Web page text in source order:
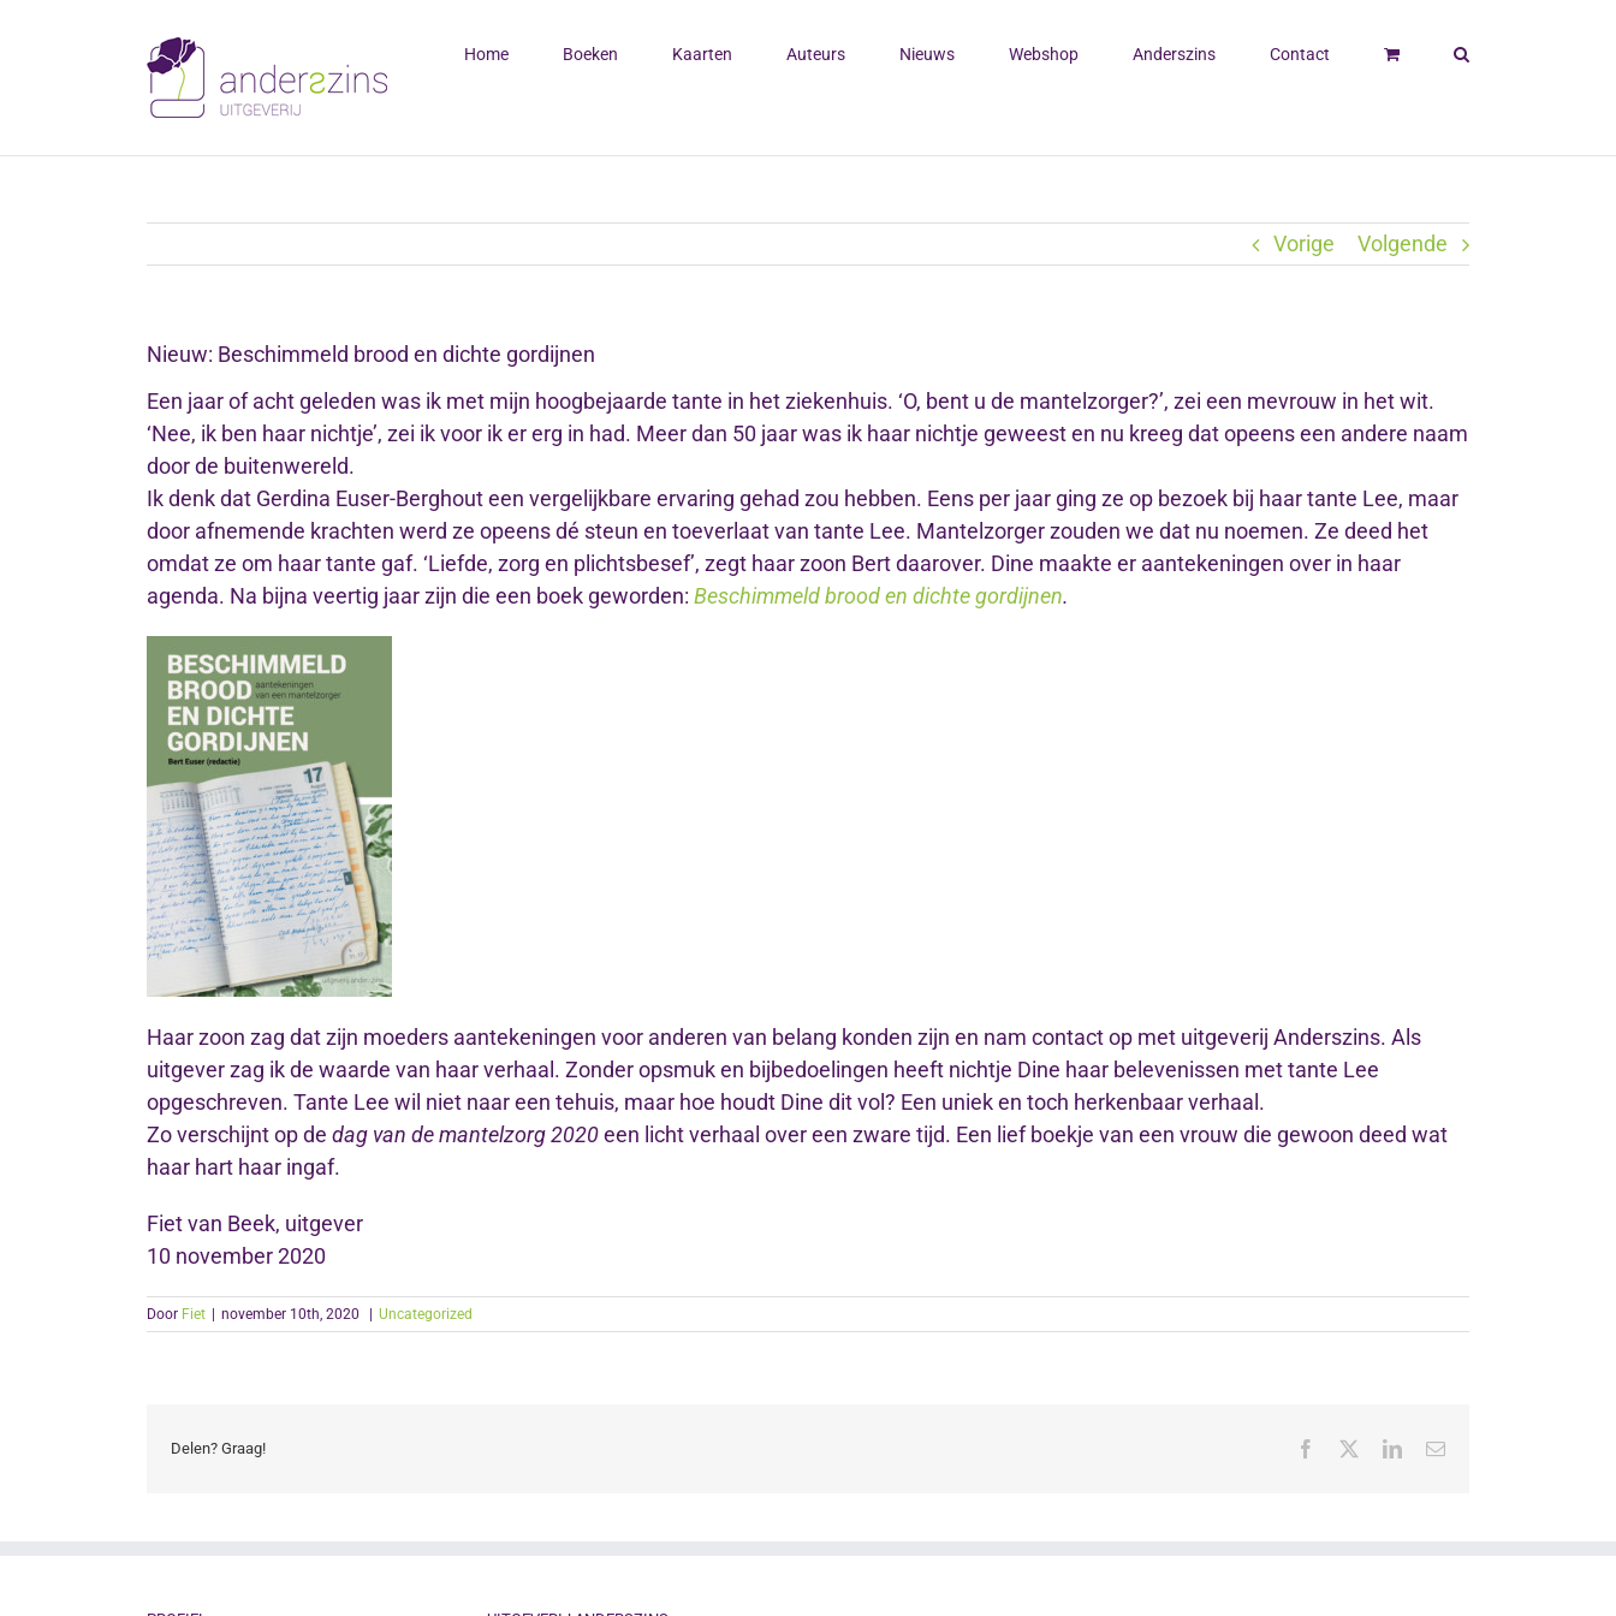
Home Boeken Kaarten Auteurs Nieuws Webshop Anderszins Contact
Vorige Volgende
Nieuw: Beschimmeld brood en dichte gordijnen
Een jaar of acht geleden was ik met mijn hoogbejaarde tante in het ziekenhuis. ‘O, bent u de mantelzorger?’, zei een mevrouw in het wit.
‘Nee, ik ben haar nichtje’, zei ik voor ik er erg in had. Meer dan 50 jaar was ik haar nichtje geweest en nu kreeg dat opeens een andere naam
door de buitenwereld.
Ik denk dat Gerdina Euser-Berghout een vergelijkbare ervaring gehad zou hebben. Eens per jaar ging ze op bezoek bij haar tante Lee, maar
door afnemende krachten werd ze opeens dé steun en toeverlaat van tante Lee. Mantelzorger zouden we dat nu noemen. Ze deed het
omdat ze om haar tante gaf. ‘Liefde, zorg en plichtsbesef’, zegt haar zoon Bert daarover. Dine maakte er aantekeningen over in haar
agenda. Na bijna veertig jaar zijn die een boek geworden: Beschimmeld brood en dichte gordijnen.
Haar zoon zag dat zijn moeders aantekeningen voor anderen van belang konden zijn en nam contact op met uitgeverij Anderszins. Als
uitgever zag ik de waarde van haar verhaal. Zonder opsmuk en bijbedoelingen heeft nichtje Dine haar belevenissen met tante Lee
opgeschreven. Tante Lee wil niet naar een tehuis, maar hoe houdt Dine dit vol? Een uniek en toch herkenbaar verhaal.
Zo verschijnt op de dag van de mantelzorg 2020een licht verhaal over een zware tijd. Een lief boekje van een vrouw die gewoon deed wat
haar hart haar ingaf.
Fiet van Beek, uitgever
10 november 2020
Door Fiet november 10th, 2020 Uncategorized
Delen? Graag! Facebook LinkedIn
E-